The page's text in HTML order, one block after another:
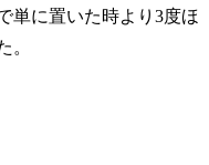
単に置いた時より3度ほ
。